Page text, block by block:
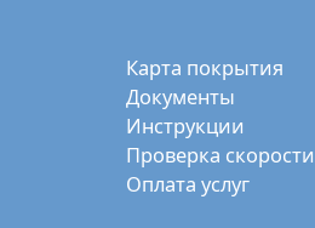
Карта покрытия
Документы
Инструкции
Проверка скорости
Оплата услуг